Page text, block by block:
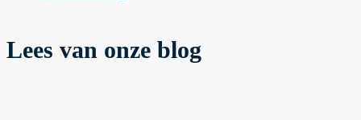
Lees van onze blog